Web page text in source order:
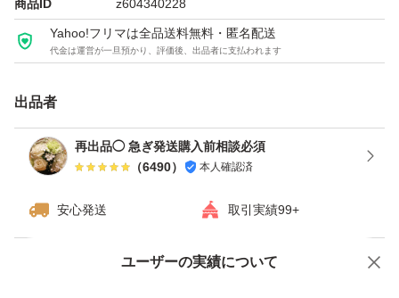
商品ID z604340228
Yahoo!フリマは全品送料無料・匿名配送
代金は運営が一旦預かり、評価後、出品者に支払われます
出品者
再出品◯ 急ぎ発送購入前相談必須
（6490） 本人確認済
安心発送 取引実績99+
ユーザーの実績について
価格の相談 商品への質問